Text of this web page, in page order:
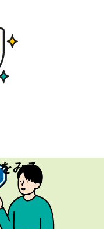
障は
ら選べ、
から保障。
・手術の
みる